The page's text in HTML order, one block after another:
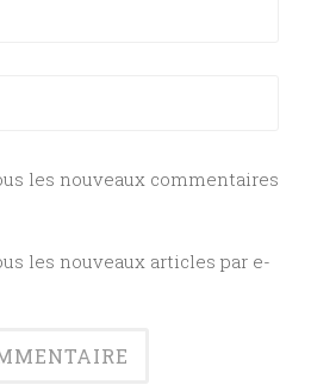
les nouveaux commentaires
les nouveaux articles par e-